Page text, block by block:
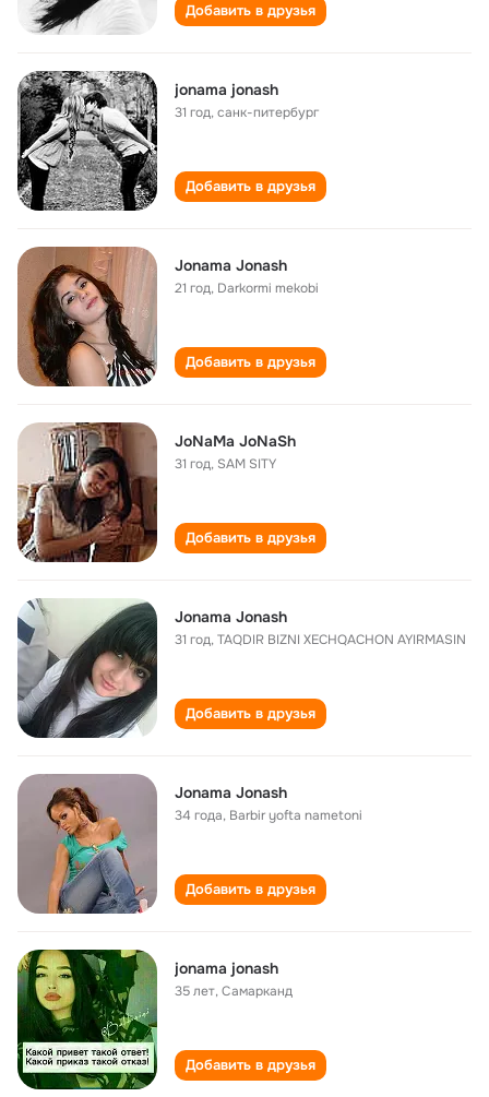
Добавить в друзья
jonama jonash
31 год,санк-питербург
Добавить в друзья
Jonama Jonash
21 год, Darkormi mekobi
Добавить в друзья
JoNaMa JoNaSh
31 год, SAM SITY
Добавить в друзья
Jonama Jonash
31 год,TAQDIR BIZNI XECHQACHON AYIRMASIN
Добавить в друзья
Jonama Jonash
34 года, Barbir yofta nametoni
Добавить в друзья
jonama jonash
35 лет,Самарканд
Добавить в друзья